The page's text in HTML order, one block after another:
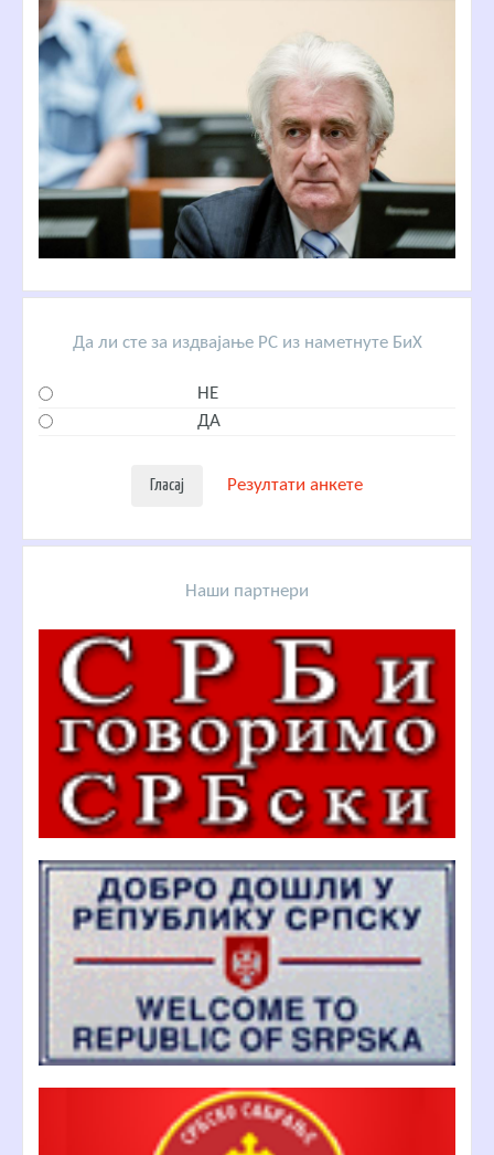
Да ли сте за издвајање РС из наметнуте БиХ
НЕ
ДА
Резултати анкете
Наши партнери